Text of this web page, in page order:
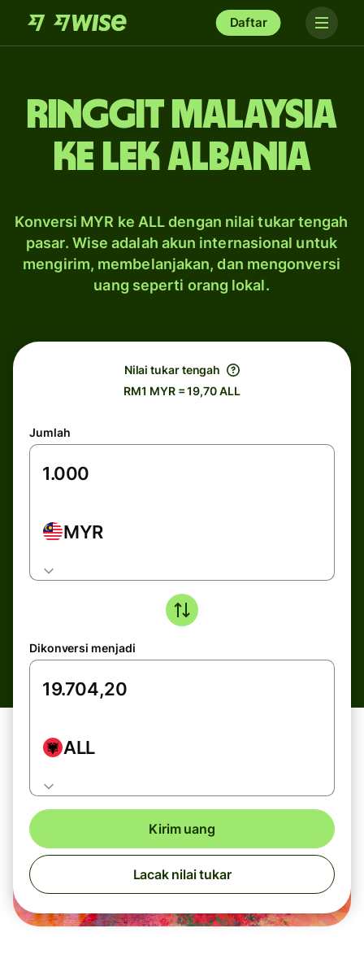
Daftar
ringgit Malaysia
ke lek Albania
Konversi MYR ke ALL dengan nilai tukar tengah
pasar. Wise adalah akun internasional untuk
mengirim, membelanjakan, dan mengonversi
uang seperti orang lokal.
Nilai tukar tengah
RM1 MYR = 19,70 ALL
Jumlah
MYR
Dikonversi menjadi
ALL
Kirim uang
Lacak nilai tukar